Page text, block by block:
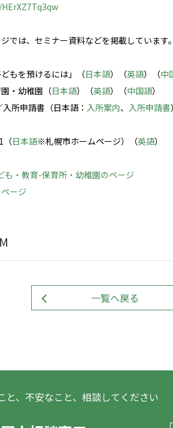
では、セミナー資料などを掲載していま
もを預けるには」（日本語）（英語）（中
・幼稚園（日本語）（英語）（中国語）
所申請書（日本語： 入所案内、 入所申請書
（日本語※札幌市ホームページ）（英語）
も・教育-保育所・幼稚園のページ
ージ
一覧へ戻る
と、不安なこと、相談してください